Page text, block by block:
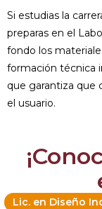
Si estudias la
preparas en el
fondo los
formación técnica
que garantiza que
el usuario.
Lic. en Diseño